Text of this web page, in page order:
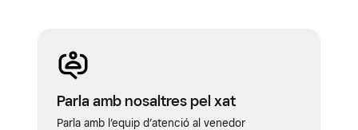
Parla amb nosaltres pel xat
Parla amb l’equip d’atenció al venedor